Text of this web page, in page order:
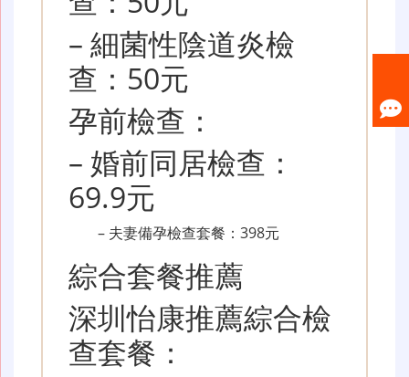
– 細菌性陰道炎檢
查：50元
孕前檢查：
– 婚前同居檢查：
69.9元
– 夫妻備孕檢查套餐：398元
綜合套餐推薦
深圳怡康推薦綜合檢
查套餐：